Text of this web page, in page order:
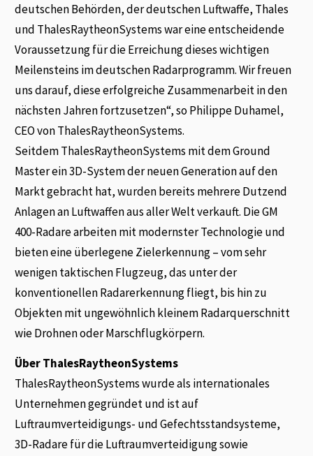
deutschen Behörden, der deutschen Luftwaffe, Thales
und ThalesRaytheonSystems war eine entscheidende
Voraussetzung für die Erreichung dieses wichtigen
Meilensteins im deutschen Radarprogramm. Wir freuen
uns darauf, diese erfolgreiche Zusammenarbeit in den
nächsten Jahren fortzusetzen“, so Philippe Duhamel,
CEO von ThalesRaytheonSystems.
Seitdem ThalesRaytheonSystems mit dem Ground
Master ein 3D-System der neuen Generation auf den
Markt gebracht hat, wurden bereits mehrere Dutzend
Anlagen an Luftwaffen aus aller Welt verkauft. Die GM
400-Radare arbeiten mit modernster Technologie und
bieten eine überlegene Zielerkennung – vom sehr
wenigen taktischen Flugzeug, das unter der
konventionellen Radarerkennung fliegt, bis hin zu
Objekten mit ungewöhnlich kleinem Radarquerschnitt
wie Drohnen oder Marschflugkörpern.
Über ThalesRaytheonSystems
ThalesRaytheonSystems wurde als internationales
Unternehmen gegründet und ist auf
Luftraumverteidigungs- und Gefechtsstandsysteme,
3D-Radare für die Luftraumverteidigung sowie